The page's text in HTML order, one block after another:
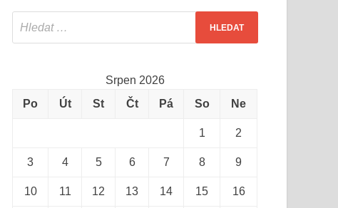
Srpen 2026
Po
Út St Čt Pá So Ne
1 2
3 4 5 6 7 8 9
10 11 12 13 14 15 16